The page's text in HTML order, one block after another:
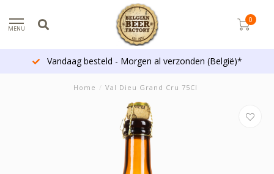
MENU
0
Vandaag besteld - Morgen al verzonden (België)*
Home / Val Dieu Grand Cru 75Cl